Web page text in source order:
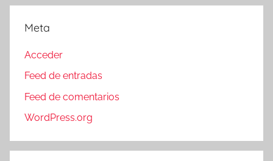
Meta
Acceder
Feed de entradas
Feed de comentarios
WordPress.org